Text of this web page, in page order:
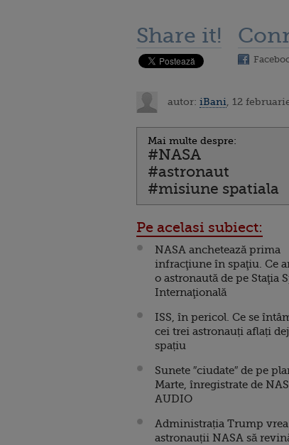
Share it!
autor: iBani , 12
Mai multe despre:
#NASA
#astronaut
#misiune spatiala
Pe acelasi subiect:
NASA anchetează prima
infracţiune în spaţiu. Ce
o astronaută de pe Staţia
Internaţională
ISS, în pericol. Ce se
cei trei astronauți aflați
spațiu
Sunete ″ciudate″⁣ de pe
Marte, înregistrate de
AUDIO
Administrația Trump vrea
astronauții NASA să